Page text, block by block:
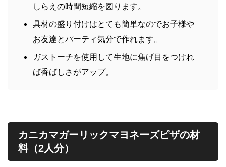
しらえの時間短縮を図ります。
具材の盛り付けはとても簡単なのでお子様や
お友達とパーティ気分で作れます。
ガストーチを使用して生地に焦げ目をつけれ
ば香ばしさがアップ。
カニカマガーリックマヨネーズピザの材
料（2人分）